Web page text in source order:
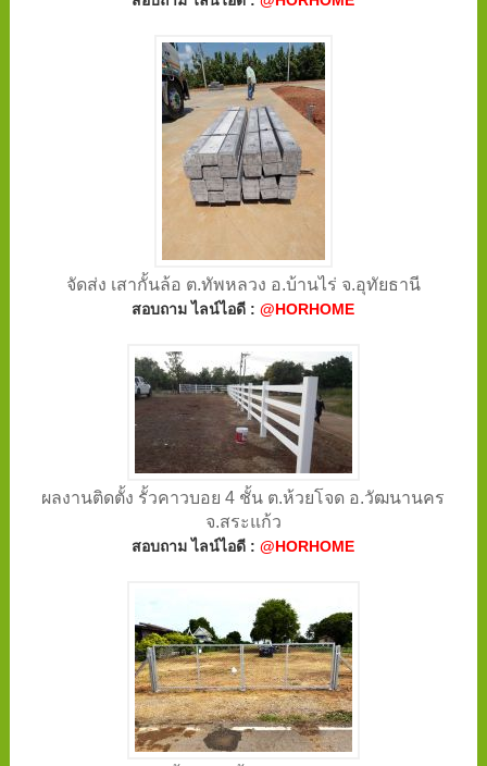
จัดส่ง เสากั้นล้อ ต.ทัพหลวง อ.บ้านไร่ จ.อุทัยธานี
สอบถาม ไลน์ไอดี :@HORHOME
ผลงานติดตั้ง รั้วคาวบอย 4 ชั้น ต.ห้วยโจด อ.วัฒนานคร
จ.สระแก้ว
สอบถาม ไลน์ไอดี :@HORHOME